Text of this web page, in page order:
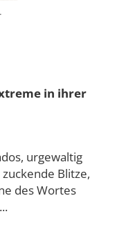
in ihrer
urgewaltig
Blitze,
des Wortes